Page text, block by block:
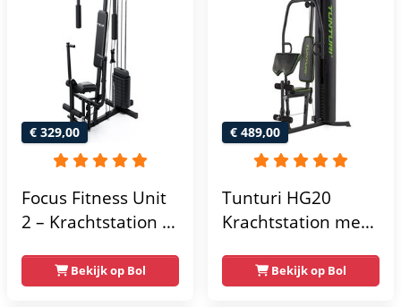
€ 329,00
Focus Fitness Unit
2 – Krachtstation –
– Lat Pulley
Bekijk op Bol
€ 489,00
Tunturi HG20
Krachtstation met
Compacte home
gym met lat pulley
Bekijk op Bol